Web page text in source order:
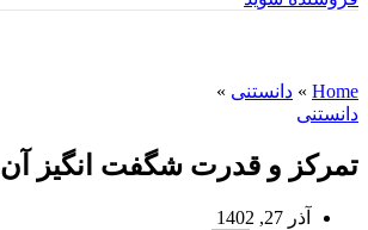
Home
» دانستنی »
دانستنی
تمرکز و قدرت شگفت انگیز آن
آذر 27, 1402